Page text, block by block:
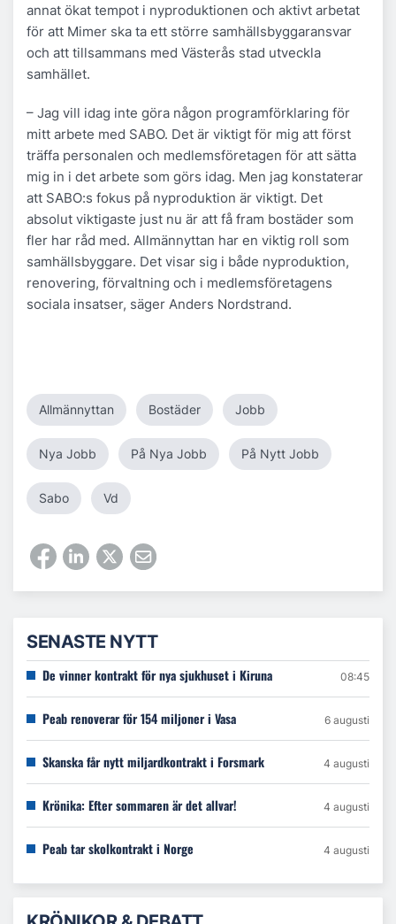
annat ökat tempot i nyproduktionen och aktivt arbetat
för att Mimer ska ta ett större samhällsbyggaransvar
och att tillsammans med Västerås stad utveckla
samhället.
– Jag vill idag inte göra någon programförklaring för
mitt arbete med SABO. Det är viktigt för mig att först
träffa personalen och medlemsföretagen för att sätta
mig in i det arbete som görs idag. Men jag konstaterar
att SABO:s fokus på nyproduktion är viktigt. Det
absolut viktigaste just nu är att få fram bostäder som
fler har råd med. Allmännyttan har en viktig roll som
samhällsbyggare. Det visar sig i både nyproduktion,
renovering, förvaltning och i medlemsföretagens
sociala insatser, säger Anders Nordstrand.
Allmännyttan Bostäder Jobb
Nya Jobb På Nya Jobb På Nytt Jobb
Sabo Vd
SENASTE NYTT
De vinner kontrakt för nya sjukhuset i Kiruna 08:45
Peab renoverar för 154 miljoner i Vasa 6 augusti
Skanska får nytt miljardkontrakt i Forsmark 4 augusti
Krönika: Efter sommaren är det allvar! 4 augusti
Peab tar skolkontrakt i Norge 4 augusti